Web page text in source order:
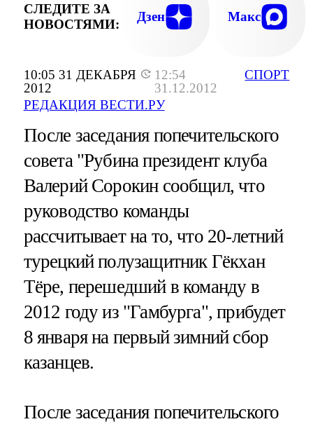
10:05 31 ДЕКАБРЯ
2012
12:54
31.12.2012
РЕДАКЦИЯ ВЕСТИ.РУ
СПОРТ
СЛЕДИТЕ ЗА
НОВОСТЯМИ:
Дзен Макс
После заседания попечительского
совета "Рубина президент клуба
Валерий Сорокин сообщил, что
руководство команды
рассчитывает на то, что 20-летний
турецкий полузащитник Гёкхан
Тёре, перешедший в команду в
2012 году из "Гамбурга", прибудет
8 января на первый зимний сбор
казанцев.
После заседания попечительского